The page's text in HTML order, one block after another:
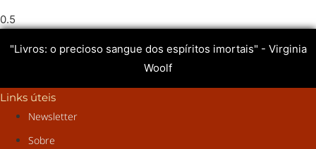
"Livros: o precioso sangue dos espíritos imortais" - Virginia
Woolf
Links úteis
Newsletter
Sobre